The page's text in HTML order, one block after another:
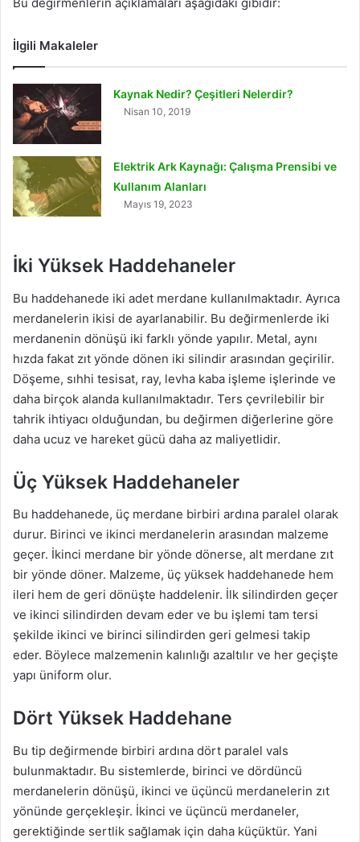
İlgili Makaleler
Kaynak Nedir? Çeşitleri Nelerdir?
Nisan 10, 2019
Elektrik Ark Kaynağı: Çalışma Prensibi ve
Kullanım Alanları
Mayıs 19, 2023
İki Yüksek Haddehaneler
Bu haddehanede iki adet merdane kullanılmaktadır. Ayrıca
merdanelerin ikisi de ayarlanabilir. Bu değirmenlerde iki
merdanenin dönüşü iki farklı yönde yapılır. Metal, aynı
hızda fakat zıt yönde dönen iki silindir arasından geçirilir.
Döşeme, sıhhi tesisat, ray, levha kaba işleme işlerinde ve
daha birçok alanda kullanılmaktadır. Ters çevrilebilir bir
tahrik ihtiyacı olduğundan, bu değirmen diğerlerine göre
daha ucuz ve hareket gücü daha az maliyetlidir.
Üç Yüksek Haddehaneler
Bu haddehanede, üç merdane birbiri ardına paralel olarak
durur. Birinci ve ikinci merdanelerin arasından malzeme
geçer. İkinci merdane bir yönde dönerse, alt merdane zıt
bir yönde döner. Malzeme, üç yüksek haddehanede hem
ileri hem de geri dönüşte haddelenir. İlk silindirden geçer
ve ikinci silindirden devam eder ve bu işlemi tam tersi
şekilde ikinci ve birinci silindirden geri gelmesi takip
eder. Böylece malzemenin kalınlığı azaltılır ve her geçişte
yapı üniform olur.
Dört Yüksek Haddehane
Bu tip değirmende birbiri ardına dört paralel vals
bulunmaktadır. Bu sistemlerde, birinci ve dördüncü
merdanelerin dönüşü, ikinci ve üçüncü merdanelerin zıt
yönünde gerçekleşir. İkinci ve üçüncü merdaneler,
gerektiğinde sertlik sağlamak için daha küçüktür. Yani